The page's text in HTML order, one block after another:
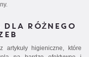
RÓŻNEGO
artykuły higieniczne, które